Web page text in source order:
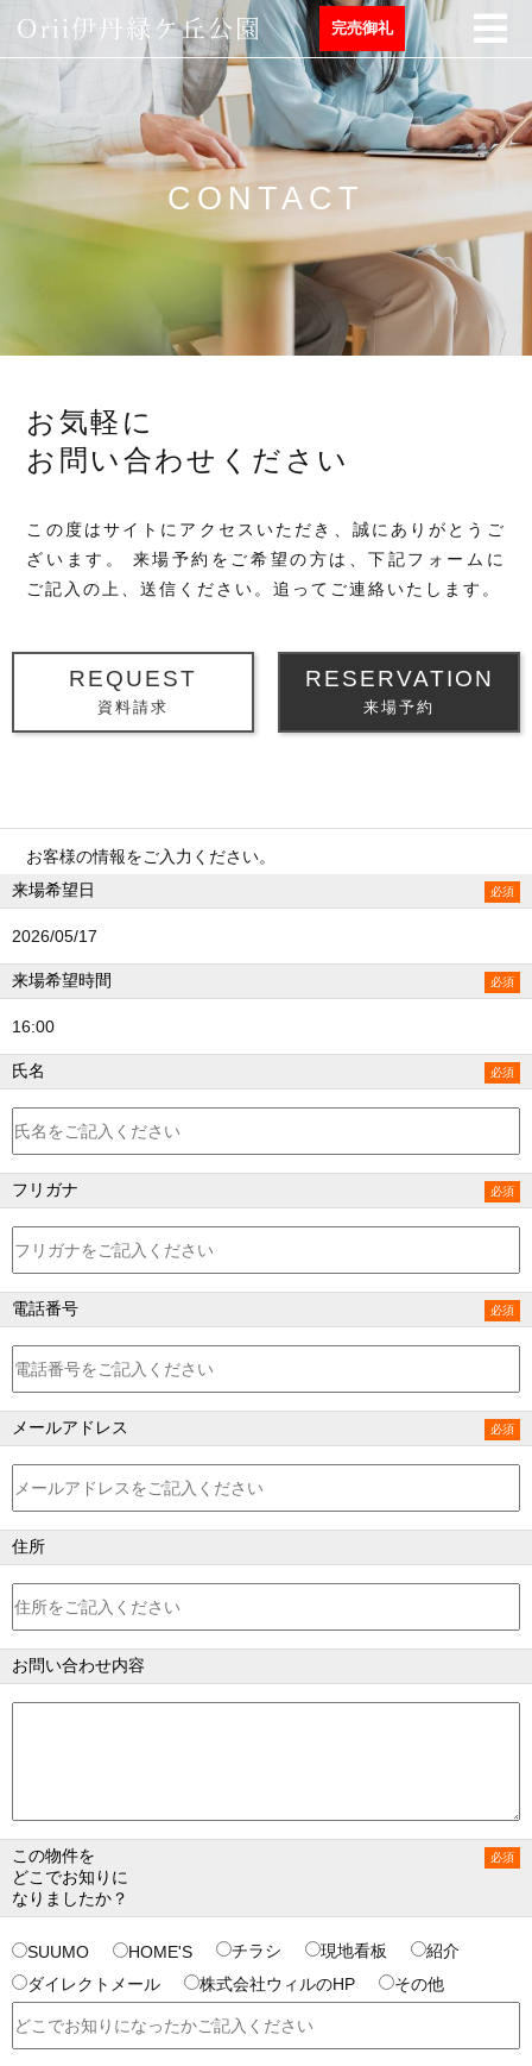
完売御礼
CONTACT
お気軽に
お問い合わせください
この度はサイトにアクセスいただき、誠にありがとうご
ざいます。
来場予約をご希望の方は、下記フォームに
ご記入の上、送信ください。追ってご連絡いたします。
REQUEST
資料請求
RESERVATION
来場予約
お客様の情報をご入力ください。
来場希望日
2026/05/17
来場希望時間
16:00
氏名
フリガナ
電話番号
メールアドレス
住所
お問い合わせ内容
この物件を
どこでお知りに
なりましたか？
SUUMO HOME'S チラシ 現地看板
紹介
ダイレクトメール
株式会社ウィルのHP その他